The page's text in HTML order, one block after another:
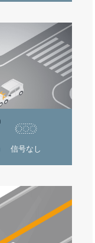
信号なし